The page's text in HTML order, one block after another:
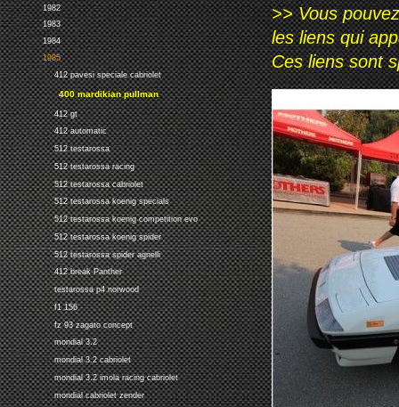
1982
1983
1984
1985
412 pavesi speciale cabriolet
400 mardikian pullman
412 gt
412 automatic
512 testarossa
512 testarossa racing
512 testarossa cabriolet
512 testarossa koenig specials
512 testarossa koenig competition evo
512 testarossa koenig spider
512 testarossa spider agnelli
412 break Panther
testarossa p4 norwood
f1 156
fz 93 zagato concept
mondial 3.2
mondial 3.2 cabriolet
mondial 3.2 imola racing cabriolet
mondial cabriolet zender
>> Vous
les liens qui
Ces liens sont